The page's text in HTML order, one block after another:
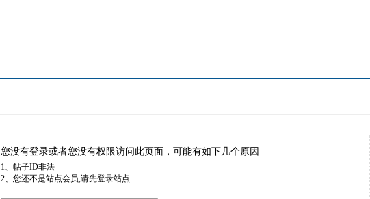
您没有登录或者您没有权限访问此页面，可能有如下几个原因
1、帖子ID非法
2、您还不是站点会员,请先登录站点